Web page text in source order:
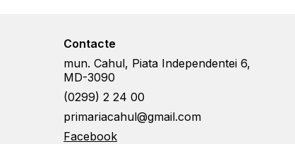
Contacte
mun. Cahul, Piata Independentei 6,
MD-3090
(0299) 2 24 00
primariacahul@gmail.com
Facebook